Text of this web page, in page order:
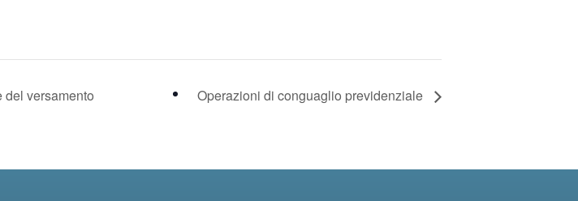
versamento Operazioni di conguaglio previdenziale